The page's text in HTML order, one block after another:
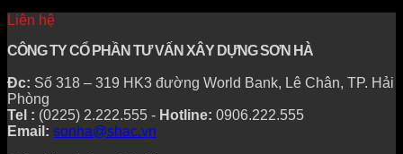
Liên hệ
CÔNG TY CỔ PHẦN TƯ VẤN XÂY DỰNG SƠN HÀ
Đc: Số 318 – 319 HK3 đường World Bank, Lê Chân, TP. Hải
Phòng
Tel : (0225) 2.222.555 - Hotline: 0906.222.555
Email: sonha@shac.vn